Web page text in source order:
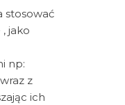
stosować
jako
np:
z
ich